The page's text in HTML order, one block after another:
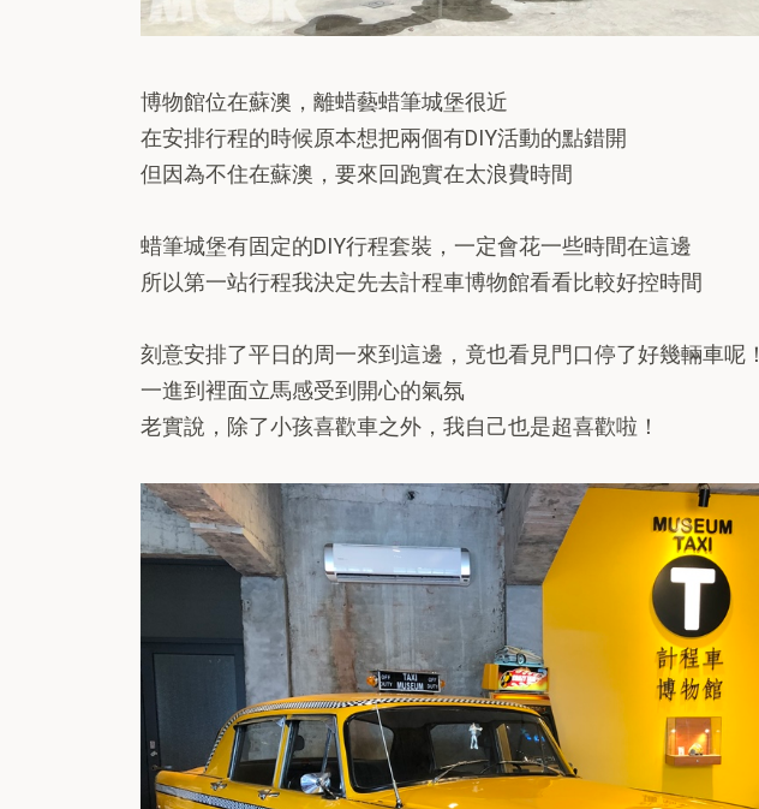
博物館位在蘇澳，離蜡藝蜡筆城堡很近
在安排行程的時候原本想把兩個有DIY活動的點錯開
但因為不住在蘇澳，要來回跑實在太浪費時間
蜡筆城堡有固定的DIY行程套裝，一定會花一些時間在這邊
所以第一站行程我決定先去計程車博物館看看比較好控時間
刻意安排了平日的周一來到這邊，竟也看見門口停了好幾輛車呢！
一進到裡面立馬感受到開心的氣氛
老實說，除了小孩喜歡車之外，我自己也是超喜歡啦！